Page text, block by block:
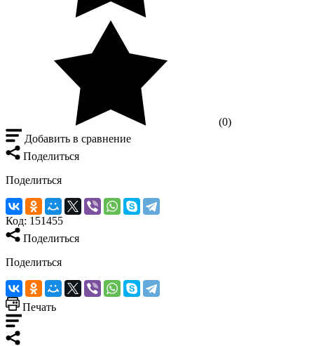
(0)
Добавить в сравнение
Поделиться
Поделиться
Код: 151455
Поделиться
Поделиться
Печать